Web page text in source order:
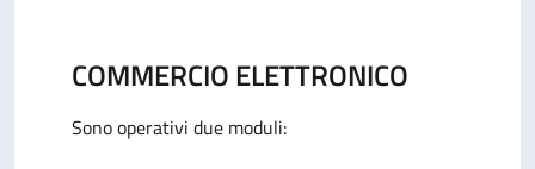
COMMERCIO ELETTRONICO
Sono operativi due moduli: